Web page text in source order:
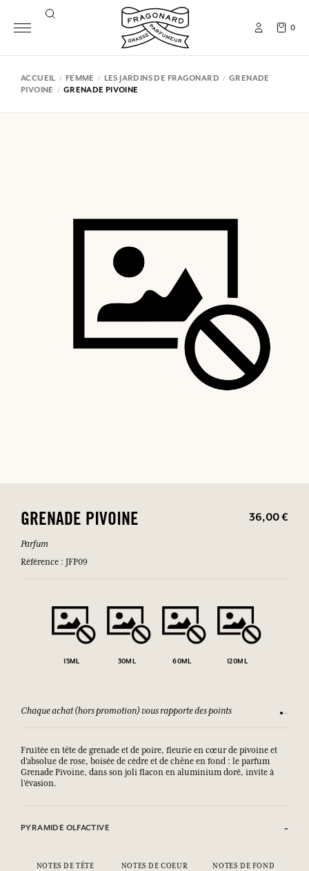
0
ACCUEIL FEMME LES JARDINS DE FRAGONARD
GRENADE
PIVOINE
GRENADE PIVOINE
GRENADE PIVOINE 36,00 €
Parfum
Référence : JFP09
15ML 30ML 60ML 120ML
Chaque achat (hors promotion) vous rapporte des points
Fruitée en tête de grenade et de poire, fleurie en cœur de pivoine et
d’absolue de rose, boisée de cèdre et de chêne en fond : le parfum
Grenade Pivoine, dans son joli flacon en aluminium doré, invite à
l’évasion.
PYRAMIDE OLFACTIVE
NOTES DE TÊTE NOTES DE COEUR NOTES DE FOND